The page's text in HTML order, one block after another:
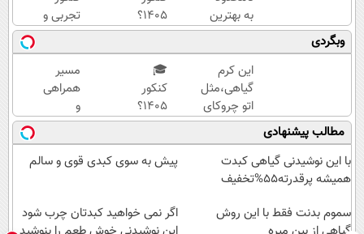
به بهترین
آموزش‌ها
تا روز
کنکور
۱۴۰5؟
ماز
تابستون
و تو یک
هفتع
جمع
میکنه
🏆
تجربی و
ریاضی در
پکیج ماز
وبگردی
این کرم
گیاهی،مثل
اتو چروکای
پوستتوصاف
میکنه!50%تخفیف
🎓
کنکور
۱۴۰5؟
ماز
تابستون
و تو یک
میکنه
مسیر
همراهی
و
گزارش
عملکرد
گروه
۱۴۰۴
مطالب پیشنهادی
با این نوشیدنی گیاهی کبدت
همیشه پرقدرته55%تخفیف
پیش به سوی کبدی قوی و سالم
سموم بدنت فقط با این روش
اگر نمی خواهید کبدتان چرب شود